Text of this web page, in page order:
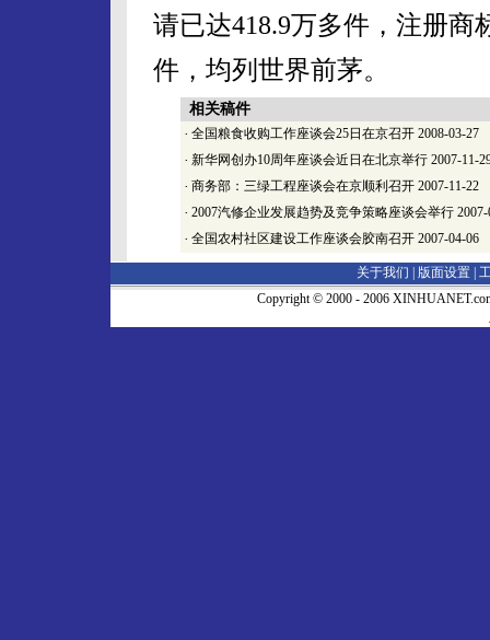
请已达418.9万多件，注册商
件，均列世界前茅。
相关稿件
· 全国粮食收购工作座谈会25日在京召开 2008-03-27
· 新华网创办10周年座谈会近日在北京举行 2007-11-
· 商务部：三绿工程座谈会在京顺利召开 2007-11-22
· 2007汽修企业发展趋势及竞争策略座谈会举行
· 全国农村社区建设工作座谈会胶南召开 2007-04-06
关于我们 | 版面设置
Copyright © 2000 - 2006